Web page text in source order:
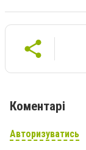
Коментарі
Авторизуватись